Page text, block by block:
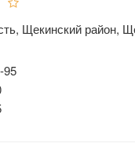
Щекинский район,
95